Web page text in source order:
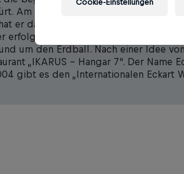
Am Höhepunkt seines Erfolges
er damals gesagt. Für Eckart
erfolgreichsten Kochbuchautoren der
um den Erdball. Nach einer Idee
„IKARUS – Hangar 7“. Der Name
gibt es den „Internationalen Eckart
Cookie-Einstellungen